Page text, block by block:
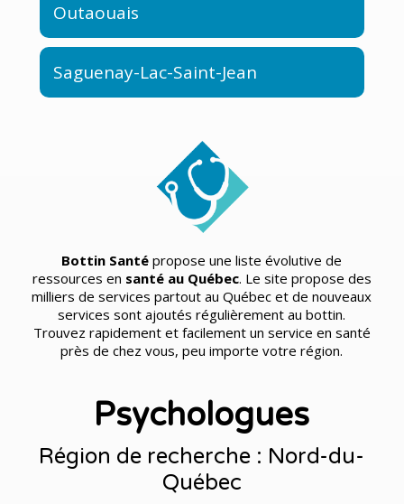
Outaouais
Saguenay-Lac-Saint-Jean
Bottin Santé propose une liste évolutive de
ressources en santé au Québec. Le site propose des
milliers de services partout au Québec et de nouveaux
services sont ajoutés régulièrement au bottin.
Trouvez rapidement et facilement un service en santé
près de chez vous, peu importe votre région.
Psychologues
Région de recherche : Nord-du-
Québec